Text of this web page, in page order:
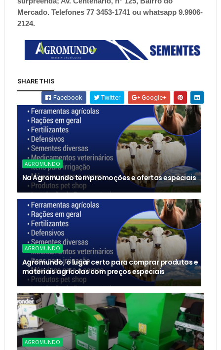
Mercado. Telefones 77 3453-1741 ou whatsapp 9.9906-
2124.
SHARE THIS
Facebook Twitter Google+
AGROMUNDO
Na Agromundo tem promoções e ofertas especiais
AGROMUNDO
Agromundo, o lugar certo para comprar produtos e
materiais agrícolas com preços especiais
AGROMUNDO